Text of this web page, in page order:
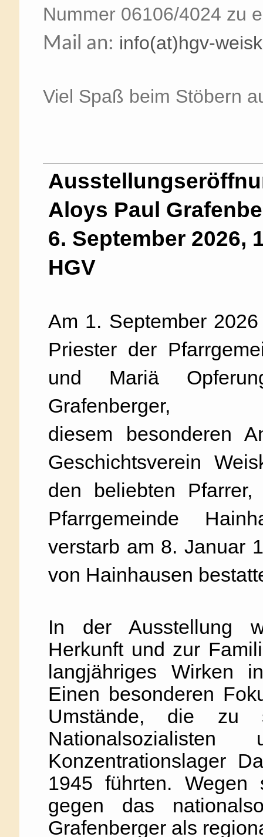
Nummer 06106/4024 zu
Mail an: info(at)hgv-
Viel Spaß beim Stöbern
Aloys Paul
6. September 2026,
HGV
Am 1. September
Priester der
und Mariä
Grafenberger,
diesem besonderen
Geschichtsverein
den beliebten
Pfarrgemeinde
verstarb am 8. Januar
von Hainhausen
In der Ausstellung
Herkunft und zur
langjähriges Wirken
Einen besonderen
Umstände, die zu
Konzentrationslager
1945 führten. Wegen
gegen das
Grafenberger als